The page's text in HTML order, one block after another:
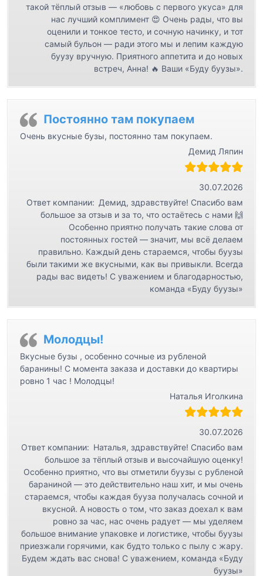
такой тёплый отзыв — «любовь с первого укуса» для
нас лучший комплимент 😍 Очень рады, что вы
оценили и тонкое тесто, и сочную начинку, и тот
самый бульон — ради этого мы и лепим каждую
буузу вручную. Приятного аппетита и до новых
встреч, Анна! 🔥 Ваши «Буду буузы».
Постоянно там покупаем
Очень вкусные бузы, постоянно там покупаем.
Демид Ляпин
30.07.2026
Ответ компании: Демид, здравствуйте! Спасибо вам
большое за отзыв и за то, что остаётесь с нами 🙌
Особенно приятно получать такие слова от
постоянных гостей — значит, мы всё делаем
правильно. Каждый день стараемся, чтобы буузы
были такими же вкусными, как вы привыкли. Всегда
рады вас видеть! С уважением и благодарностью,
команда «Буду буузы»
Молодцы!
Вкусные бузы , особенно сочные из рубленой
баранины! С момента заказа и доставки до квартиры
ровно 1 час ! Молодцы!
Наталья Иголкина
30.07.2026
Ответ компании: Наталья, здравствуйте! Спасибо вам
большое за тёплый отзыв и высочайшую оценку!
Особенно приятно, что вы отметили буузы с рубленой
бараниной — это действительно наш хит, и мы очень
стараемся, чтобы каждая бууза получалась сочной и
вкусной. А новость о том, что заказ доехал к вам
ровно за час, нас очень радует — мы уделяем
большое внимание упаковке и логистике, чтобы буузы
приезжали горячими, как будто только с пылу с жару.
Будем ждать вас снова! С уважением, команда «Буду
буузы»